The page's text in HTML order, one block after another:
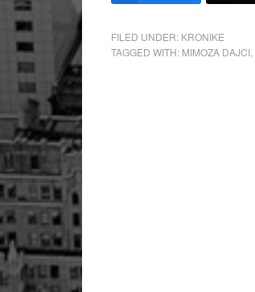
FILED UNDER: KRONIKE
TAGGED WITH: MIMOZA DAJCI